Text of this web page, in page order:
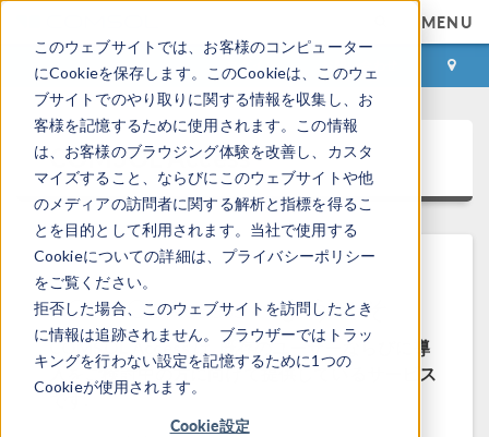
このウェブサイトでは、お客様のコンピューター
にCookieを保存します。このCookieは、このウェ
ブサイトでのやり取りに関する情報を収集し、お
客様を記憶するために使用されます。この情報
は、お客様のブラウジング体験を改善し、カスタ
マイズすること、ならびにこのウェブサイトや他
のメディアの訪問者に関する解析と指標を得るこ
とを目的として利用されます。当社で使用する
Cookieについての詳細は、プライバシーポリシー
をご覧ください。
拒否した場合、このウェブサイトを訪問したとき
に情報は追跡されません。ブラウザーではトラッ
キングを行わない設定を記憶するために1つの
Cookieが使用されます。
Cookie設定
MENU
ログイン お問い合わせ
COMSOL Access
COMSOL Access へようこそ
COMSOL Access は, 既存のユーザーならびに導
入をご検討中の方に向けて提供しているサービス
です.